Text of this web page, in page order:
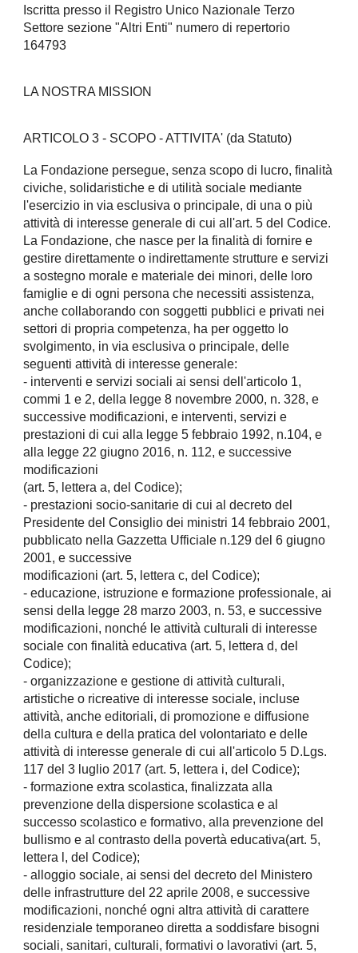
Iscritta presso il Registro Unico Nazionale Terzo
Settore sezione "Altri Enti" numero di repertorio
164793
LA NOSTRA MISSION
ARTICOLO 3 - SCOPO - ATTIVITA' (da Statuto)
La Fondazione persegue, senza scopo di lucro, finalità
civiche, solidaristiche e di utilità sociale mediante
l'esercizio in via esclusiva o principale, di una o più
attività di interesse generale di cui all'art. 5 del Codice.
La Fondazione, che nasce per la finalità di fornire e
gestire direttamente o indirettamente strutture e servizi
a sostegno morale e materiale dei minori, delle loro
famiglie e di ogni persona che necessiti assistenza,
anche collaborando con soggetti pubblici e privati nei
settori di propria competenza, ha per oggetto lo
svolgimento, in via esclusiva o principale, delle
seguenti attività di interesse generale:
- interventi e servizi sociali ai sensi dell'articolo 1,
commi 1 e 2, della legge 8 novembre 2000, n. 328, e
successive modificazioni, e interventi, servizi e
prestazioni di cui alla legge 5 febbraio 1992, n.104, e
alla legge 22 giugno 2016, n. 112, e successive
modificazioni
(art. 5, lettera a, del Codice);
- prestazioni socio-sanitarie di cui al decreto del
Presidente del Consiglio dei ministri 14 febbraio 2001,
pubblicato nella Gazzetta Ufficiale n.129 del 6 giugno
2001, e successive
modificazioni (art. 5, lettera c, del Codice);
- educazione, istruzione e formazione professionale, ai
sensi della legge 28 marzo 2003, n. 53, e successive
modificazioni, nonché le attività culturali di interesse
sociale con finalità educativa (art. 5, lettera d, del
Codice);
- organizzazione e gestione di attività culturali,
artistiche o ricreative di interesse sociale, incluse
attività, anche editoriali, di promozione e diffusione
della cultura e della pratica del volontariato e delle
attività di interesse generale di cui all'articolo 5 D.Lgs.
117 del 3 luglio 2017 (art. 5, lettera i, del Codice);
- formazione extra scolastica, finalizzata alla
prevenzione della dispersione scolastica e al
successo scolastico e formativo, alla prevenzione del
bullismo e al contrasto della povertà educativa(art. 5,
lettera l, del Codice);
- alloggio sociale, ai sensi del decreto del Ministero
delle infrastrutture del 22 aprile 2008, e successive
modificazioni, nonché ogni altra attività di carattere
residenziale temporaneo diretta a soddisfare bisogni
sociali, sanitari, culturali, formativi o lavorativi (art. 5,